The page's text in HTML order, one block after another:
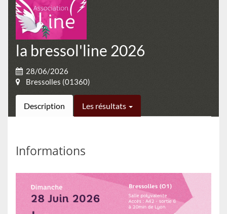
la bressol'line 2026
28/06/2026
Bressolles (01360)
Description Les résultats
Informations